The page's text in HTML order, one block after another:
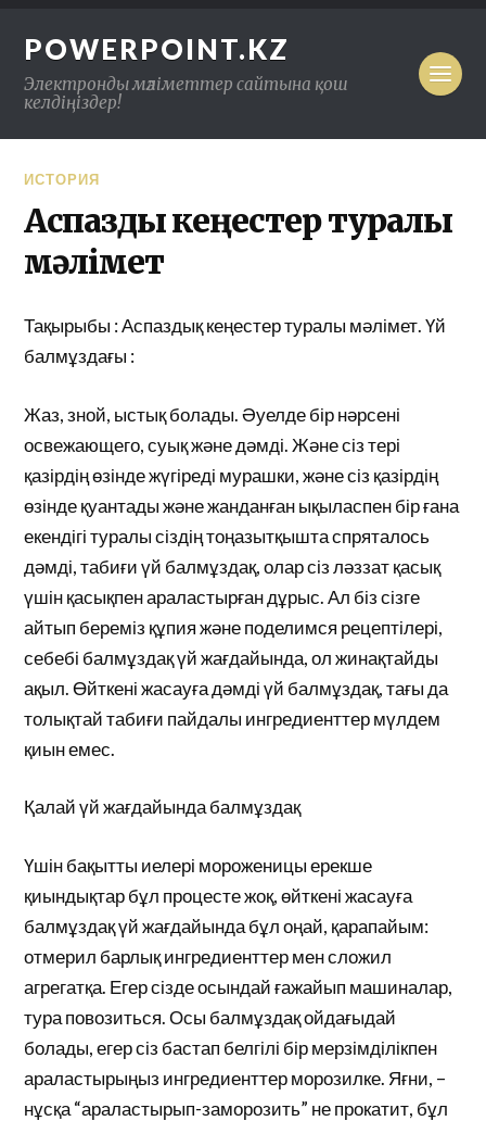
POWERPOINT.KZ
Электронды мәліметтер сайтына қош
келдіңіздер!
ИСТОРИЯ
Аспаздық кеңестер туралы
мәлімет
Тақырыбы : Аспаздық кеңестер туралы мәлімет. Үй
балмұздағы :
Жаз, зной, ыстық болады. Әуелде бір нәрсені
освежающего, суық және дәмді. Және сіз тері
қазірдің өзінде жүгіреді мурашки, және сіз қазірдің
өзінде қуантады және жанданған ықыласпен бір ғана
екендігі туралы сіздің тоңазытқышта спряталось
дәмді, табиғи үй балмұздақ, олар сіз ләззат қасық
үшін қасықпен араластырған дұрыс. Ал біз сізге
айтып береміз құпия және поделимся рецептілері,
себебі балмұздақ үй жағдайында, ол жинақтайды
ақыл. Өйткені жасауға дәмді үй балмұздақ, тағы да
толықтай табиғи пайдалы ингредиенттер мүлдем
қиын емес.
Қалай үй жағдайында балмұздақ
Үшін бақытты иелері мороженицы ерекше
қиындықтар бұл процесте жоқ, өйткені жасауға
балмұздақ үй жағдайында бұл оңай, қарапайым:
отмерил барлық ингредиенттер мен сложил
агрегатқа. Егер сізде осындай ғажайып машиналар,
тура повозиться. Осы балмұздақ ойдағыдай
болады, егер сіз бастап белгілі бір мерзімділікпен
араластырыңыз ингредиенттер морозилке. Яғни, –
нұсқа “араластырып-заморозить” не прокатит, бұл